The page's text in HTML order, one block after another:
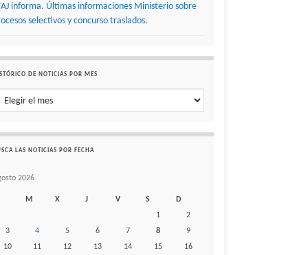
informa. Últimas informaciones Ministerio sobre
selectivos y concurso traslados.
DE NOTICIAS POR MES
de noticias por mes
LAS NOTICIAS POR FECHA
2026
M X J V S
D
1
2
3
4 5 6 7 8
9
10
11 12 13 14 15
16